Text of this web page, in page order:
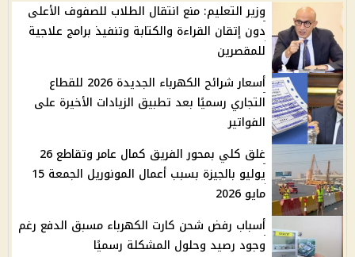
وزير التعليم: منع انتقال الطلاب للصفوف الأعلى
دون إتقان القراءة والكتابة وتنفيذ برامج علاجية
للمقصرين
أسعار شرائح الكهرباء الجديدة 2026 للقطاع
التجاري رسميًا بعد تطبيق الزيادات الأخيرة على
الفواتير
غلق كلي بمحور الفريق كمال عامر وتقاطع 26
يوليو بالجيزة بسبب أعمال المونوريل الجمعة 15
مايو 2026
أسباب رفض شحن كارت الكهرباء مسبق الدفع رغم
وجود رصيد وحلول المشكلة رسميًا